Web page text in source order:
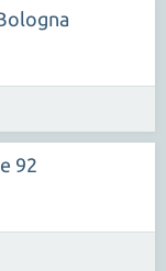
92